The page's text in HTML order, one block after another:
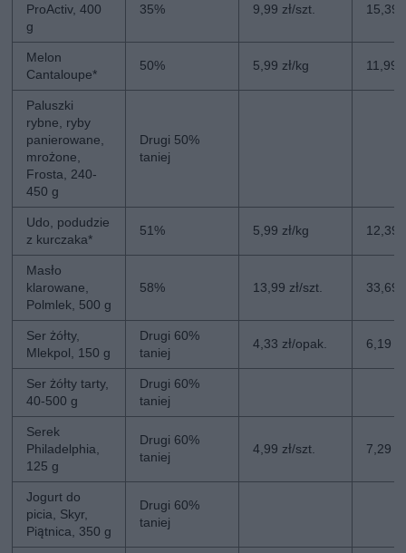
ProActiv, 400
g
35% 9,99 zł/szt. 15,39
Melon
Cantaloupe*
50% 5,99 zł/kg 11,99
Paluszki
rybne, ryby
panierowane,
mrożone,
Frosta, 240-
450 g
Drugi 50%
taniej
Udo, podudzie
z kurczaka*
51% 5,99 zł/kg 12,39
Masło
klarowane,
Polmlek, 500 g
58% 13,99 zł/szt. 33,69
Ser żółty,
Mlekpol, 150 g
Drugi 60%
taniej
4,33 zł/opak. 6,19
Ser żółty tarty,
40-500 g
Drugi 60%
taniej
Serek
Philadelphia,
125 g
Drugi 60%
taniej
4,99 zł/szt. 7,29
Jogurt do
picia, Skyr,
Piątnica, 350 g
Drugi 60%
taniej